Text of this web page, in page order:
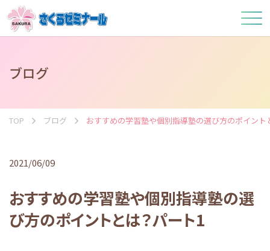
ブログ
TOP ブログ おすすめの学習塾や個別指導塾の選び方のポイント
2021/06/09
おすすめの学習塾や個別指導塾の選
び方のポイントとは？パート1